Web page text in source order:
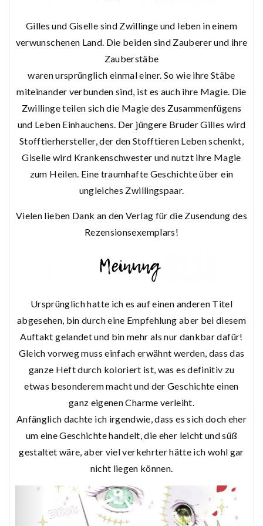
Gilles und Giselle sind Zwillinge und leben in einem
verwunschenen Land. Die beiden sind Zauberer und ihre
Zauberstäbe
waren ursprünglich einmal einer. So wie ihre Stäbe
miteinander verbunden sind, ist es auch ihre Magie. Die
Zwillinge teilen sich die Magie des Zusammenfügens
und Leben Einhauchens. Der jüngere Bruder Gilles wird
Stofftierhersteller, der den Stofftieren Leben schenkt,
Giselle wird Krankenschwester und nutzt ihre Magie
zum Heilen. Eine traumhafte Geschichte über ein
ungleiches Zwillingspaar.
Vielen lieben Dank an den Verlag für die Zusendung des
Rezensionsexemplars!
Ursprünglich hatte ich es auf einen anderen Titel
abgesehen, bin durch eine Empfehlung aber bei diesem
Auftakt gelandet und bin mehr als nur dankbar dafür!
Gleich vorweg muss einfach erwähnt werden, dass das
ganze Heft durch koloriert ist, was es definitiv zu
etwas besonderem macht und der Geschichte einen
ganz eigenen Charme verleiht.
Anfänglich dachte ich irgendwie, dass es sich doch eher
um eine Geschichte handelt, die eher leicht und süß
gestaltet wäre, aber viel verkehrter hätte ich wohl gar
nicht liegen können.